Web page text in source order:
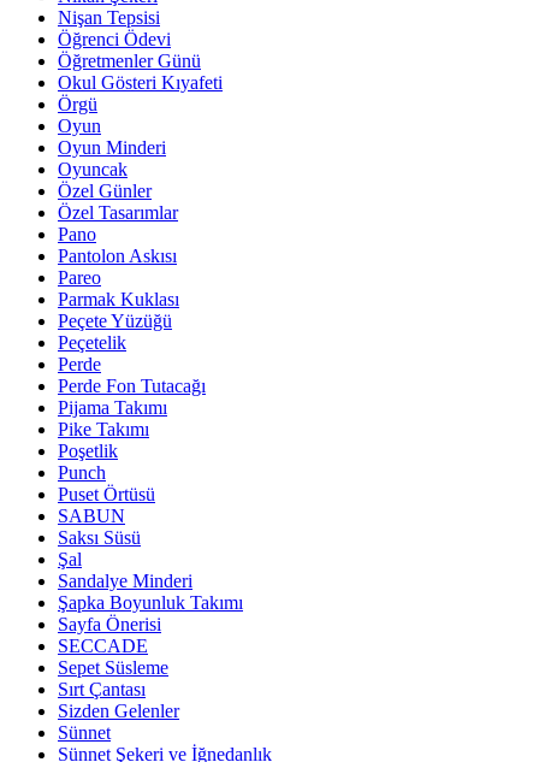
Nişan Tepsisi
Öğrenci Ödevi
Öğretmenler Günü
Okul Gösteri Kıyafeti
Örgü
Oyun
Oyun Minderi
Oyuncak
Özel Günler
Özel Tasarımlar
Pano
Pantolon Askısı
Pareo
Parmak Kuklası
Peçete Yüzüğü
Peçetelik
Perde
Perde Fon Tutacağı
Pijama Takımı
Pike Takımı
Poşetlik
Punch
Puset Örtüsü
SABUN
Saksı Süsü
Şal
Sandalye Minderi
Şapka Boyunluk Takımı
Sayfa Önerisi
SECCADE
Sepet Süsleme
Sırt Çantası
Sizden Gelenler
Sünnet
Sünnet Şekeri ve İğnedanlık